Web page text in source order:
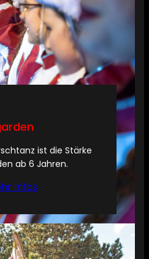
ist die Stärke
ab 6 Jahren.
Infos